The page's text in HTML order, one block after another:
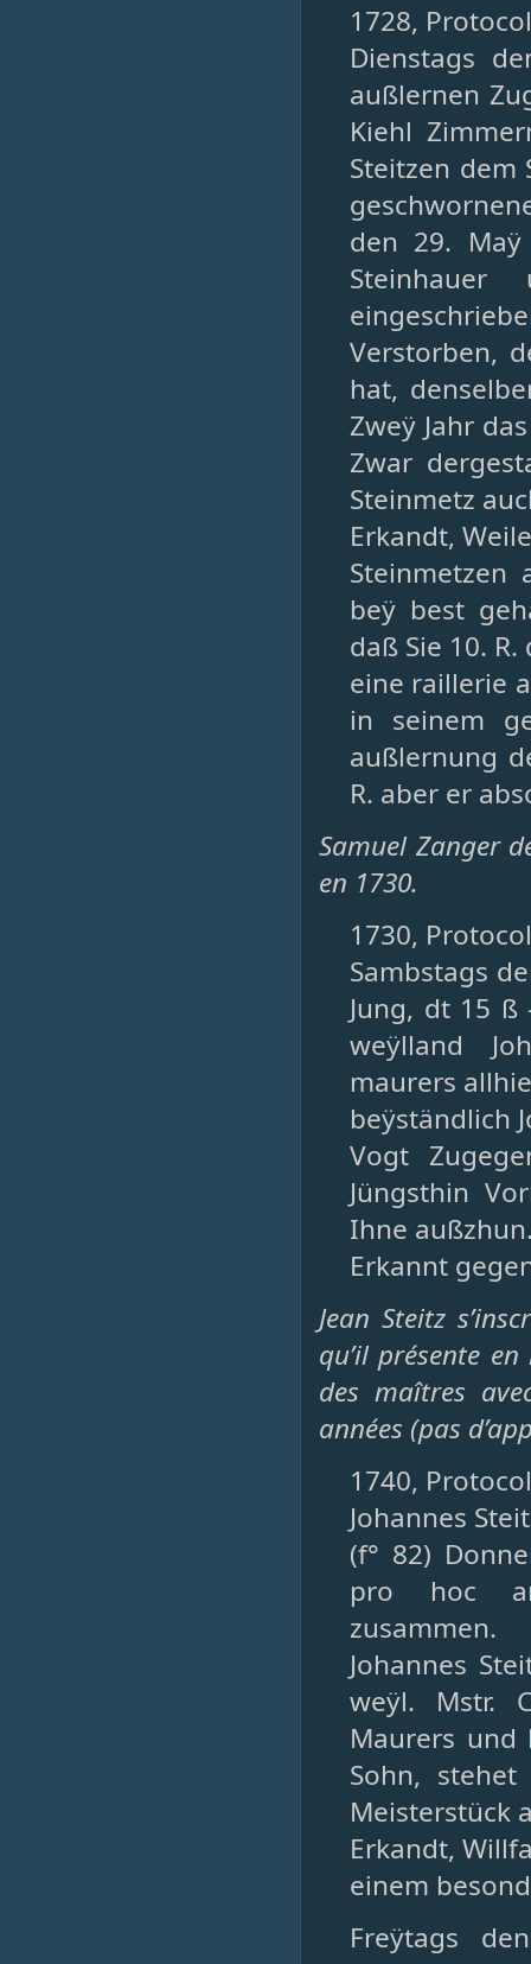
1728,
Dienstags
außlernen
Kiehl
Steitzen dem
den 29.
Verstorben,
hat,
Zweÿ Jahr
Zwar
Steinmetz
Erkandt,
Steinmetzen
beÿ best
daß Sie 10.
eine raillerie
in seinem
außlernung
R. aber er
Samuel Zanger
en 1730.
1730,
Sambstags
Jung, dt 15 ß
weÿlland
maurers
beÿständlich
Vogt
Jüngsthin
Ihne
Erkannt
Jean Steitz
qu’il présente
des maîtres
années (pas
1740,
Johannes
(f° 82)
pro hoc
zusammen.
Johannes
weÿl. Mstr.
Maurers und
Sohn,
Meisterstück
Erkandt,
einem
Freÿtags